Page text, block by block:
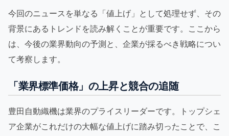
今回のニュースを単なる「値上げ」として処理せず、その
背景にあるトレンドを読み解くことが重要です。ここから
は、今後の業界動向の予測と、企業が採るべき戦略につい
て考察します。
「業界標準価格」の上昇と競合の追随
豊田自動織機は業界のプライスリーダーです。トップシェ
ア企業がこれだけの大幅な値上げに踏み切ったことで、こ